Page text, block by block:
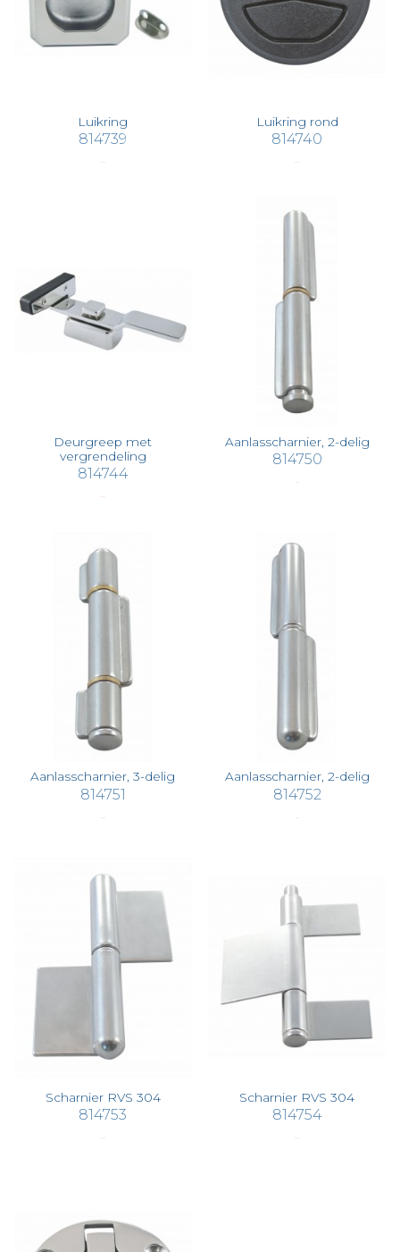
Luikring
814739
Luikring rond
814740
Deurgreep met
vergrendeling
814744
Aanlasscharnier, 2-delig
814750
Aanlasscharnier, 3-delig
814751
Aanlasscharnier, 2-delig
814752
Scharnier RVS 304
814753
Scharnier RVS 304
814754